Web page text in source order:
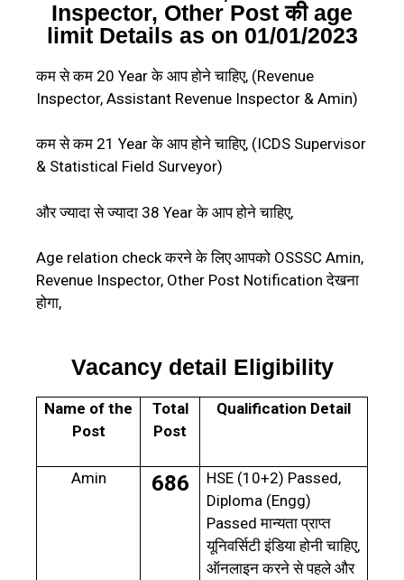
Inspector, Other Post की age
limit Details as on 01/01/2023
कम से कम 20 Year के आप होने चाहिए, (Revenue
Inspector, Assistant Revenue Inspector & Amin)
कम से कम 21 Year के आप होने चाहिए, (ICDS Supervisor
& Statistical Field Surveyor)
और ज्यादा से ज्यादा 38 Year के आप होने चाहिए,
Age relation check करने के लिए आपको OSSSC Amin,
Revenue Inspector, Other Post Notification देखना
होगा,
Vacancy detail Eligibility
Name of the
Post
Total
Post
Qualification Detail
Amin 686
HSE (10+2) Passed,
Diploma (Engg)
Passedमान्यता प्राप्त
यूनिवर्सिटी इंडिया होनी चाहिए,
ऑनलाइन करने से पहले और